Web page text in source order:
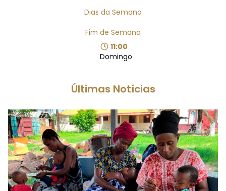
Dias da Semana
Fim de Semana
11:00
Domingo
Últimas Notícias